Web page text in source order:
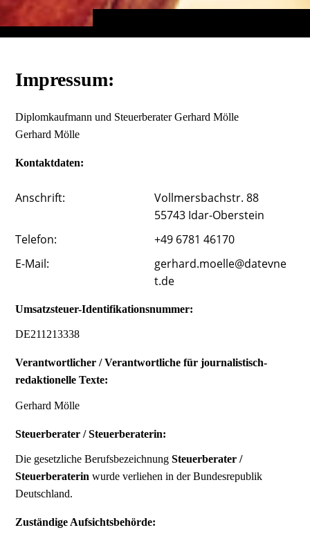
Impressum:
Diplomkaufmann und Steuerberater Gerhard Mölle
Gerhard Mölle
Kontaktdaten:
Anschrift:
Vollmersbachstr. 88
55743 Idar-Oberstein
Telefon:
+49 6781 46170
E-Mail:
gerhard.moelle@datevne
t.de
Umsatzsteuer-Identifikationsnummer:
DE211213338
Verantwortlicher / Verantwortliche für journalistisch-
redaktionelle Texte:
Gerhard Mölle
Steuerberater / Steuerberaterin:
Die gesetzliche BerufsbezeichnungSteuerberater /
Steuerberaterin wurde verliehen in der Bundesrepublik
Deutschland.
Zuständige Aufsichtsbehörde: